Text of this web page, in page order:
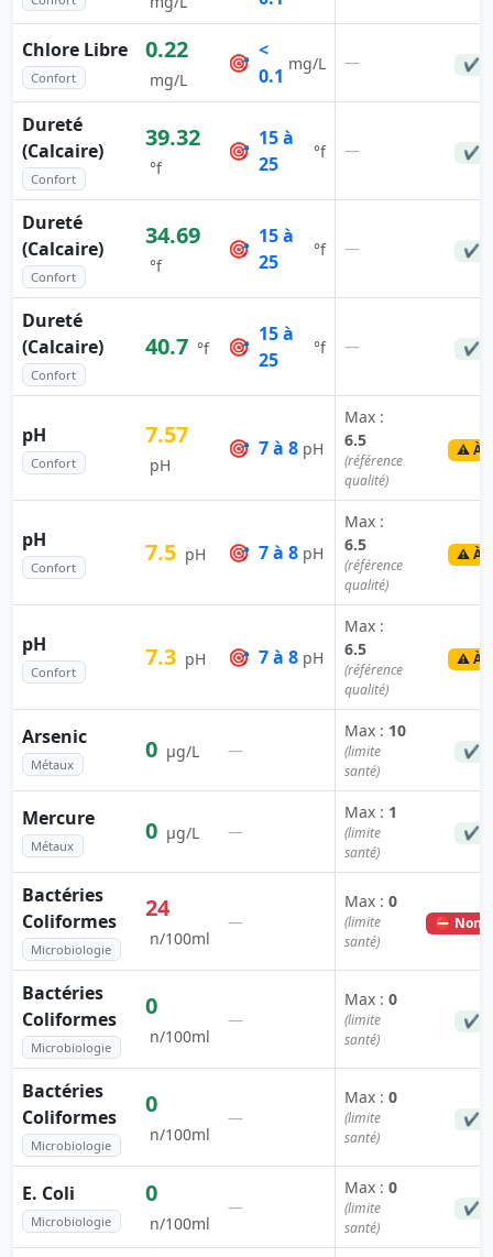
Chlore Libre
Confort
0.22
mg/L
🎯
<
0.1
mg/L — ✔
Dureté
(Calcaire)
Confort
39.32
°f
🎯
15 à
25
°f — ✔
Dureté
(Calcaire)
Confort
34.69
°f
🎯
15 à
25
°f — ✔
Dureté
(Calcaire)
Confort
40.7 °f 🎯
15 à
25
°f — ✔
pH
Confort
7.57
pH
🎯 7 à 8 pH
Max :
6.5
(référence
qualité)
⚠️ À
pH
Confort
7.5 pH 🎯 7 à 8 pH
Max :
6.5
(référence
qualité)
⚠️ À
pH
Confort
7.3 pH 🎯 7 à 8 pH
Max :
6.5
(référence
qualité)
⚠️ À
Arsenic
Métaux
0 µg/L —
Max : 10
(limite
santé)
✔
Mercure
Métaux
0 µg/L —
Max : 1
(limite
santé)
✔
Bactéries
Coliformes
Microbiologie
24
n/100ml
—
Max : 0
(limite
santé)
⛔ Non
Bactéries
Coliformes
Microbiologie
0
n/100ml
—
Max : 0
(limite
santé)
✔
Bactéries
Coliformes
Microbiologie
0
n/100ml
—
Max : 0
(limite
santé)
✔
E. Coli
Microbiologie
0
n/100ml
—
Max : 0
(limite
santé)
✔